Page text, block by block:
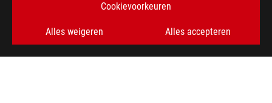
Cookievoorkeuren
Alles weigeren Alles accepteren